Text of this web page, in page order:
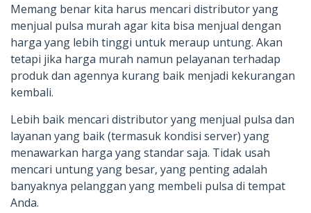
Memang benar kita harus mencari distributor yang
menjual pulsa murah agar kita bisa menjual dengan
harga yang lebih tinggi untuk meraup untung. Akan
tetapi jika harga murah namun pelayanan terhadap
produk dan agennya kurang baik menjadi kekurangan
kembali.
Lebih baik mencari distributor yang menjual pulsa dan
layanan yang baik (termasuk kondisi server) yang
menawarkan harga yang standar saja. Tidak usah
mencari untung yang besar, yang penting adalah
banyaknya pelanggan yang membeli pulsa di tempat
Anda.